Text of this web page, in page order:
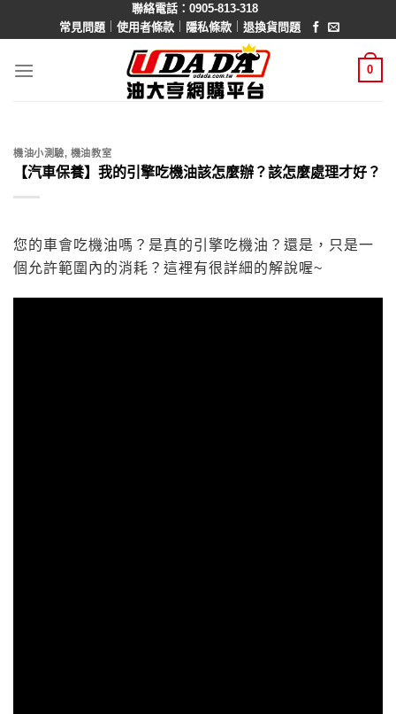
聯絡電話：0905-813-318
常見問題｜ 使用者條款｜ 隱私條款｜ 退換貨問題
0
機油小測驗, 機油教室
【汽車保養】我的引擎吃機油該怎麼辦？該怎麼處理才好？
您的車會吃機油嗎？是真的引擎吃機油？還是，只是一
個允許範圍內的消耗？這裡有很詳細的解說喔~